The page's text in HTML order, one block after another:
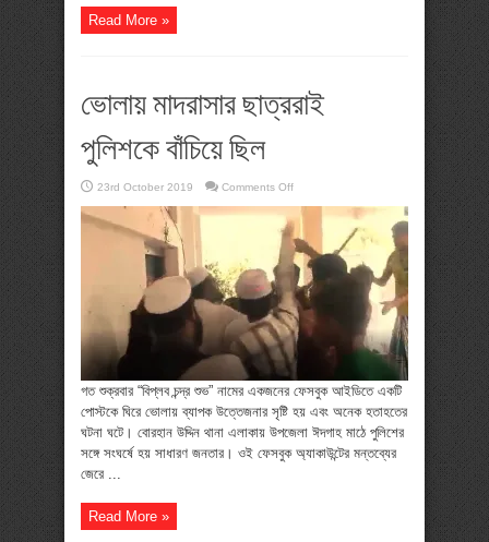
Read More »
ভোলায় মাদরাসার ছাত্ররাই
পুলিশকে বাঁচিয়ে ছিল
23rd October 2019 Comments Offon
ছাত্ররাই
পুলিশকে
বাঁচিয়ে
ছিল
গত শুক্রবার “বিপ্লব চন্দ্র শুভ” নামের একজনের ফেসবুক আইডিতে একটি
পোস্টকে ঘিরে ভোলায় ব্যাপক উত্তেজনার সৃষ্টি হয় এবং অনেক হতাহতের
ঘটনা ঘটে। বোরহান উদ্দিন থানা এলাকায় উপজেলা ঈদগাহ মাঠে পুলিশের
সঙ্গে সংঘর্ষে হয় সাধারণ জনতার। ওই ফেসবুক অ্যাকাউন্টের মন্তব্যের
জেরে ...
Read More »